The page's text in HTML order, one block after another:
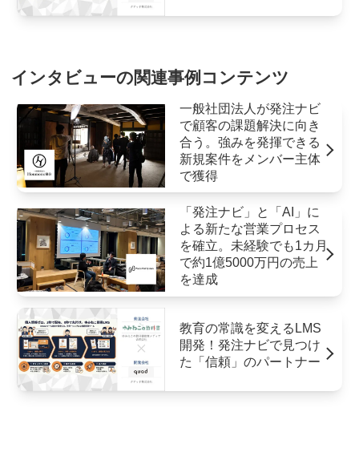
インタビューの関連事例コンテンツ
一般社団法人が発注ナビ
で顧客の課題解決に向き
合う。強みを発揮できる
新規案件をメンバー主体
で獲得
「発注ナビ」と「AI」に
よる新たな営業プロセス
を確立。未経験でも1カ月
で約1億5000万円の売上
を達成
教育の常識を変えるLMS
開発！発注ナビで見つけ
た「信頼」のパートナー